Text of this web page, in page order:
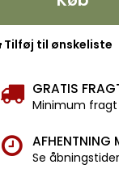
Tilføj til ønskeliste
GRATIS
Minimum fragt
AFHENTNING
Se